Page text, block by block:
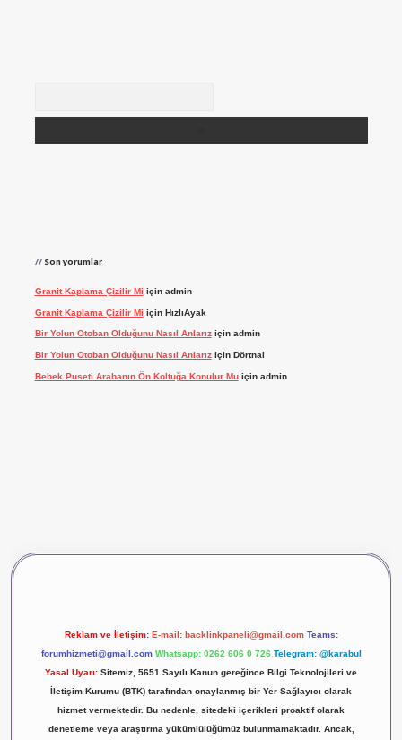
Son yorumlar
Granit Kaplama Çizilir Mi için admin
Granit Kaplama Çizilir Mi için HızlıAyak
Bir Yolun Otoban Olduğunu Nasıl Anlarıziçin admin
Bir Yolun Otoban Olduğunu Nasıl Anlarıziçin Dörtnal
Bebek Puseti Arabanın Ön Koltuğa Konulur Muiçin admin
Reklam ve İletişim: E-mail: backlinkpaneli@gmail.com Teams:
forumhizmeti@gmail.com Whatsapp: 0262 606 0 726 Telegram: @karabul
Yasal Uyarı: Sitemiz, 5651 Sayılı Kanun gereğince Bilgi Teknolojileri ve
İletişim Kurumu (BTK) tarafından onaylanmış bir Yer Sağlayıcı olarak
hizmet vermektedir. Bu nedenle, sitedeki içerikleri proaktif olarak
denetleme veya araştırma yükümlülüğümüz bulunmamaktadır. Ancak,